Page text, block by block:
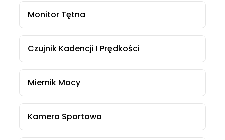
Monitor Tętna
Czujnik Kadencji I Prędkości
Miernik Mocy
Kamera Sportowa